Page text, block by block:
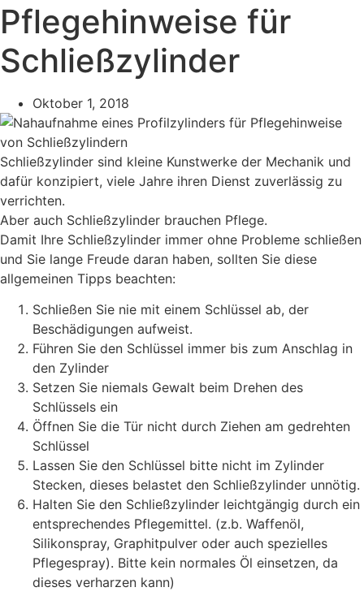
Pflegehinweise für
Schließzylinder
Oktober 1, 2018
Schließzylinder sind kleine Kunstwerke der Mechanik und
dafür konzipiert, viele Jahre ihren Dienst zuverlässig zu
verrichten.
Aber auch Schließzylinder brauchen Pflege.
Damit Ihre Schließzylinder immer ohne Probleme schließen
und Sie lange Freude daran haben, sollten Sie diese
allgemeinen Tipps beachten:
Schließen Sie nie mit einem Schlüssel ab, der
Beschädigungen aufweist.
Führen Sie den Schlüssel immer bis zum Anschlag in
den Zylinder
Setzen Sie niemals Gewalt beim Drehen des
Schlüssels ein
Öffnen Sie die Tür nicht durch Ziehen am gedrehten
Schlüssel
Lassen Sie den Schlüssel bitte nicht im Zylinder
Stecken, dieses belastet den Schließzylinder unnötig.
Halten Sie den Schließzylinder leichtgängig durch ein
entsprechendes Pflegemittel. (z.b. Waffenöl,
Silikonspray, Graphitpulver oder auch spezielles
Pflegespray). Bitte kein normales Öl einsetzen, da
dieses verharzen kann)